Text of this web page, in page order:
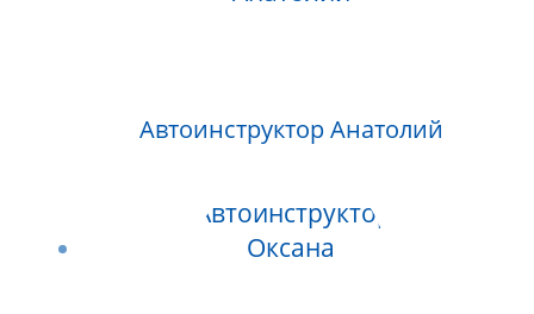
Автоинструктор Анатолий